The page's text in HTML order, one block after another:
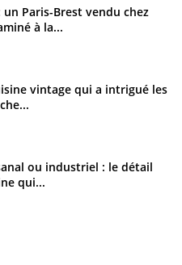
un Paris-Brest vendu chez
à la...
vintage qui a intrigué les
ou industriel : le détail
qui...